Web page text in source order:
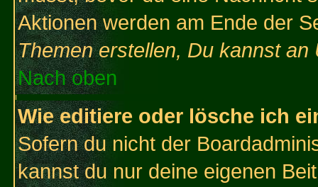
Aktionen werden am Ende der
Themen erstellen, Du kannst an
Nach oben
Wie editiere oder lösche ich
Sofern du nicht der
kannst du nur deine eigenen